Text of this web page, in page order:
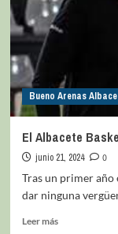
Bueno Arenas
El Albacete
junio 21, 2024
0
Tras un primer año
dar ninguna
Leer más